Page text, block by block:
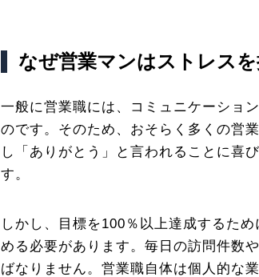
なぜ営業マンはストレス
一般に営業職には、コミュニケーショ
のです。そのため、おそらく多くの営
し「ありがとう」と言われることに喜
す。
しかし、目標を100％以上達成するた
める必要があります。毎日の訪問件数
ばなりません。営業職自体は個人的な